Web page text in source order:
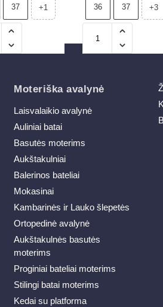
37 +1 36 37 +3
Moteriška avalynė
Laisvalaikio avalynė
Auliniai batai
Basutės moterims
Aukštakulniai
Balerinos bateliai
Mokasinai
Kambarinės ir Lauko šlepetės
Ortopedinė avalynė
Aukštakulnės basutės
moterims
Proginiai bateliai moterims
Stilingi batai moterims
Kedai su platforma